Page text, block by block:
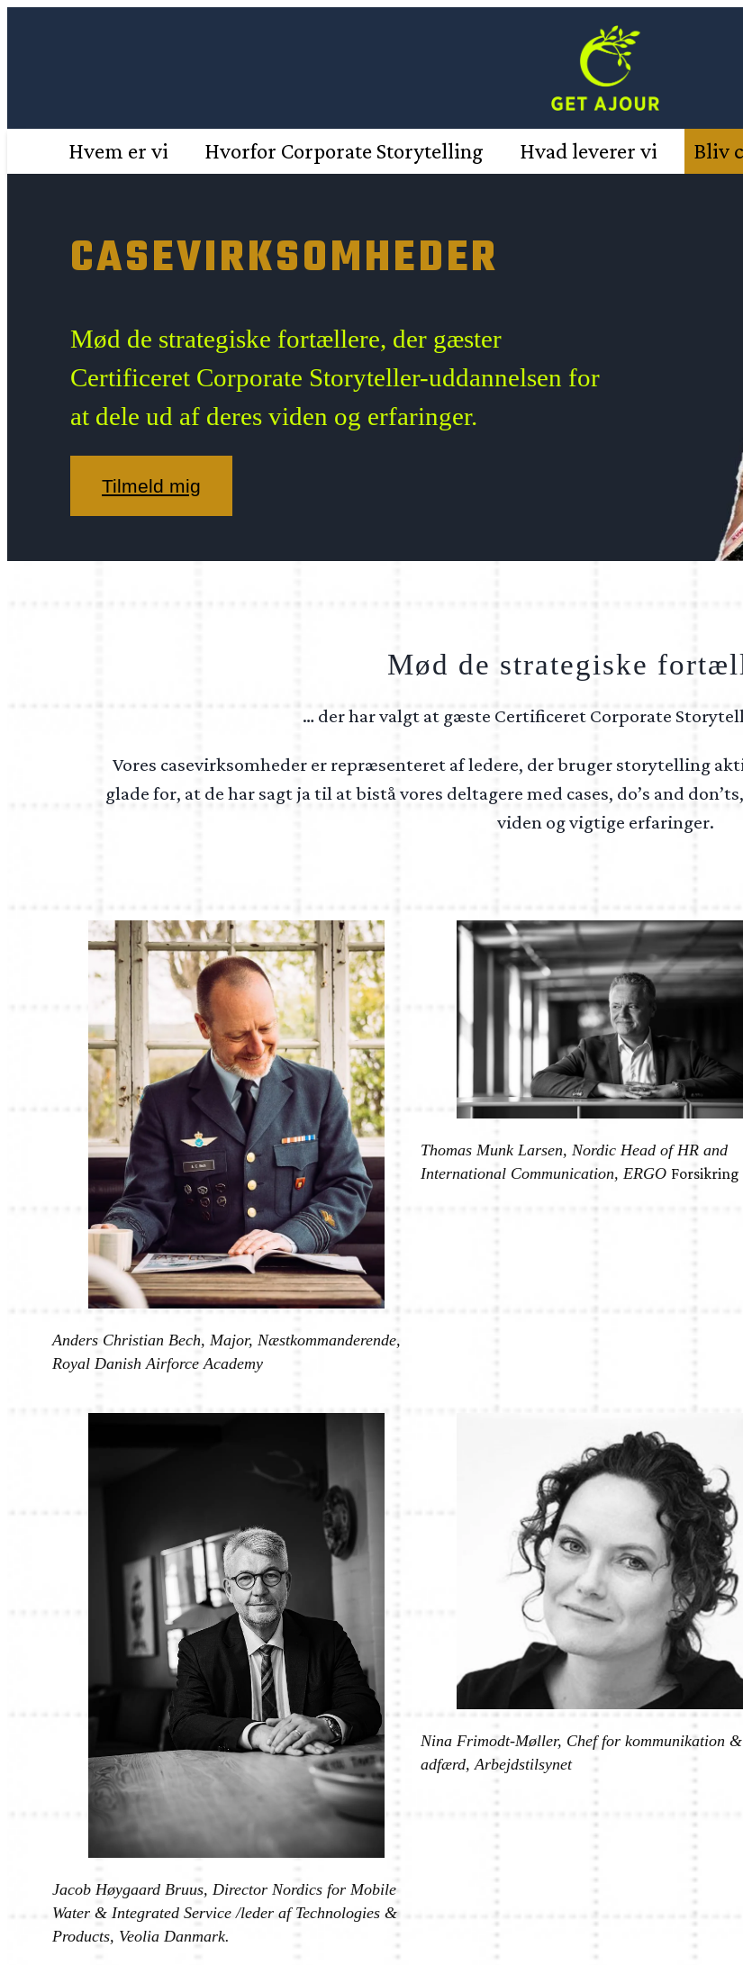
Hvem er vi Hvorfor Corporate Storytelling Hvad leverer vi Bliv
CASEVIRKSOMHEDER
Mød de strategiske fortællere, der gæster
Certificeret Corporate Storyteller-uddannelsen for
at dele ud af deres viden og erfaringer.
Tilmeld mig
Mød de strategiske
… der har valgt at gæste Certificeret Corporate
Vores casevirksomheder er repræsenteret af ledere, der bruger storytelling
glade for, at de har sagt ja til at bistå vores deltagere med cases, do’s and
viden og vigtige erfaringer.
Anders Christian Bech, Major, Næstkommanderende,
Royal Danish Airforce Academy
Thomas Munk Larsen, Nordic Head of HR and
International Communication, ERGO Forsikring
Jacob Høygaard Bruus, Director Nordics for Mobile
Water & Integrated Service /leder af Technologies &
Products, Veolia Danmark.
Nina Frimodt-Møller, Chef for kommunikation &
adfærd, Arbejdstilsynet